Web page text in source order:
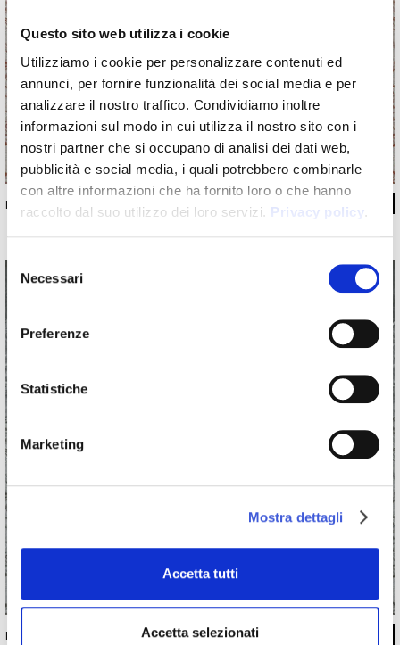
Questo sito web utilizza i cookie
Utilizziamo i cookie per personalizzare contenuti ed
annunci, per fornire funzionalità dei social media e per
analizzare il nostro traffico. Condividiamo inoltre
informazioni sul modo in cui utilizza il nostro sito con i
nostri partner che si occupano di analisi dei dati web,
pubblicità e social media, i quali potrebbero combinarle
con altre informazioni che ha fornito loro o che hanno
raccolto dal suo utilizzo dei loro servizi. Privacy policy.
Selezione
delNecessari
Preferenze
Statistiche
Marketing
Mostra dettagli
Accetta tutti
Accetta selezionati
INKXNTP14_A02
INKXNTP14_A03